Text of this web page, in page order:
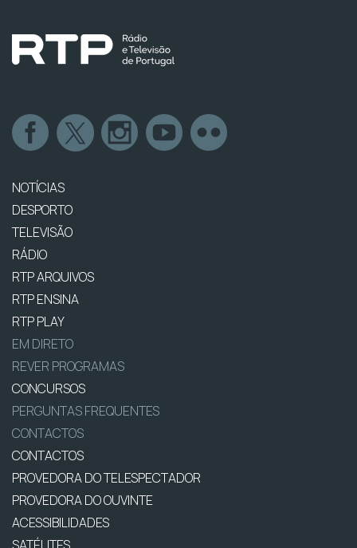
NOTÍCIAS
DESPORTO
TELEVISÃO
RÁDIO
RTP ARQUIVOS
RTP ENSINA
RTP PLAY
EM DIRETO
REVER PROGRAMAS
CONCURSOS
PERGUNTAS FREQUENTES
CONTACTOS
CONTACTOS
PROVEDORA DO TELESPECTADOR
PROVEDORA DO OUVINTE
ACESSIBILIDADES